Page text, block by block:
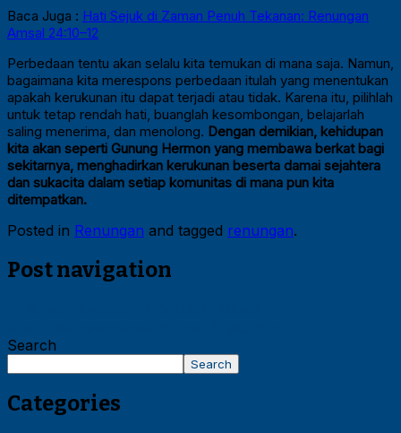
Baca Juga : Hati Sejuk di Zaman Penuh Tekanan: Renungan
Amsal 24:10–12
Perbedaan tentu akan selalu kita temukan di mana saja. Namun,
bagaimana kita merespons perbedaan itulah yang menentukan
apakah kerukunan itu dapat terjadi atau tidak. Karena itu, pilihlah
untuk tetap rendah hati, buanglah kesombongan, belajarlah
saling menerima, dan menolong. Dengan demikian, kehidupan
kita akan seperti Gunung Hermon yang membawa berkat bagi
sekitarnya, menghadirkan kerukunan beserta damai sejahtera
dan sukacita dalam setiap komunitas di mana pun kita
ditempatkan.
Posted in Renungan and tagged renungan.
Post navigation
Search
Search
Categories